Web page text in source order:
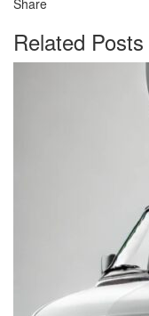
Share
Related Posts